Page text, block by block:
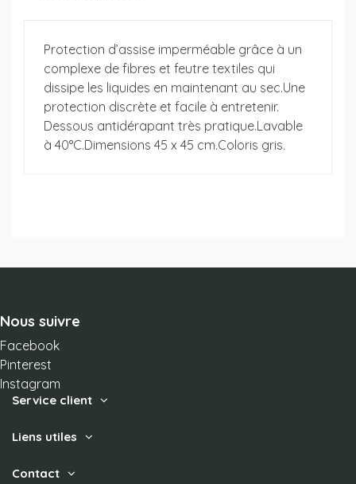
Protection d’assise imperméable grâce à un
complexe de fibres et feutre textiles qui
dissipe les liquides en maintenant au sec.Une
protection discrète et facile à entretenir.
Dessous antidérapant très pratique.Lavable
à 40°C.Dimensions 45 x 45 cm.Coloris gris.
Nous suivre
Facebook
Pinterest
Instagram
Service client
Liens utiles
Contact